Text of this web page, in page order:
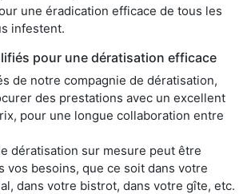
une éradication efficace de tous les
infestent.
pour une dératisation efficace
de notre compagnie de dératisation,
des prestations avec un excellent
pour une longue collaboration entre
dératisation sur mesure peut être
vos besoins, que ce soit dans votre
dans votre bistrot, dans votre gîte, etc.